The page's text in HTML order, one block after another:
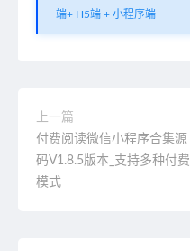
端+ H5端 + 小程序端
上一篇
付费阅读微信小程序合集源
码V1.8.5版本_支持多种付费
模式